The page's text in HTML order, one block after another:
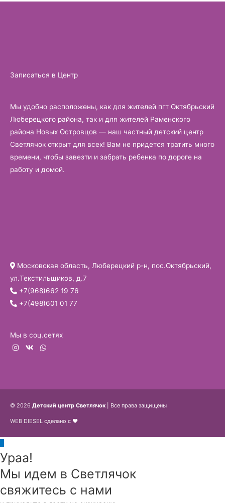
Записаться в Центр
Мы удобно расположены, как для жителей пгт Октябрьский
Люберецкого района, так и для жителей Раменского
района Новых Островцов — наш частный детский центр
Светлячок открыт для всех! Вам не придется тратить много
времени, чтобы завезти и забрать ребенка по дороге на
работу и домой.
Московская область, Люберецкий р-н, пос.Октябрьский,
ул.Текстильщиков, д.7
+7(968)662 19 76
+7(498)601 01 77
Мы в соц.сетях
© 2026 Детский центр Светлячок | Все права защищены
WEB DIESEL сделано с ❤
наверх
Ураа!
Мы идем в Светлячок
свяжитесь с нами